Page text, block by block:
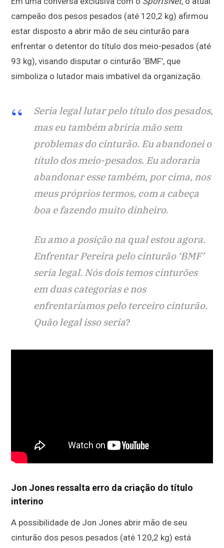
campeão dos pesos pesados (até 120,2 kg) afirmou
estar disposto a abrir mão de seu cinturão para
enfrentar o detentor do título dos meio-pesados (até
93 kg), visando disputar o cinturão ‘BMF’, que
simboliza o lutador mais imbatível da organização.
Seria legal lutar pelo título dos pesados,
mas eu também abriria mão sem
problemas do cinturão. Eu abandonei o
título dos meio-pesados. Eu adoraria
abandonar esse também, por cima, nos
meus próprios termos, com a cabeça
boa e fazendo muito dinheiro.
Eu amo a posição na qual estou agora.
Enfrentar Pereira pelo cinturão ‘BMF’
seria legal. Nós dois temos cinturões
em duas categorias e nos
enfrentaríamos pelo terceiro cinturão.
Quão legal isso seria?
Jon Jones ressalta erro da criação do título
interino
A possibilidade de Jon Jones abrir mão de seu
cinturão dos pesos pesados (até 120,2 kg) está